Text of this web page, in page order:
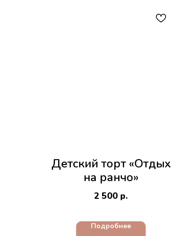
Детский торт «Отдых
на ранчо»
2 500 р.
Подробнее